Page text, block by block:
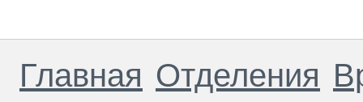
Главная Отделения